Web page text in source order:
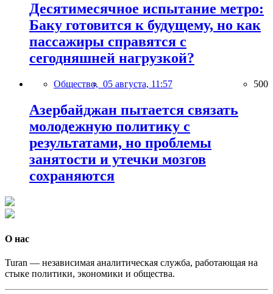
Десятимесячное испытание метро:
Баку готовится к будущему, но как
пассажиры справятся с
сегодняшней нагрузкой?
Общество, 05 августа, 11:57 500
Азербайджан пытается связать
молодежную политику с
результатами, но проблемы
занятости и утечки мозгов
сохраняются
О нас
Turan — независимая аналитическая служба, работающая на
стыке политики, экономики и общества.